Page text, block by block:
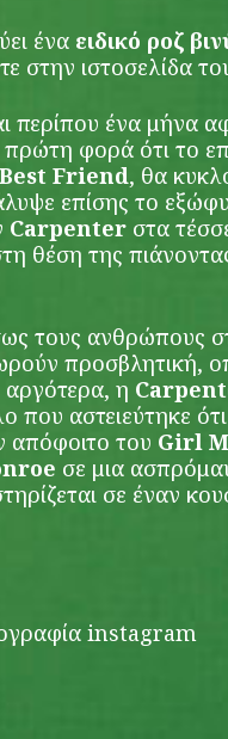
ένα ειδικό ροζ
στην ιστοσελίδα
περίπου ένα μήνα
φορά ότι το
Friend, θα
επίσης το
Carpenter στα
θέση της
τους ανθρώπους
προσβλητική,
αργότερα, η
αστειεύτηκε ότι
απόφοιτο του Girl
σε μια
σε έναν
instagram